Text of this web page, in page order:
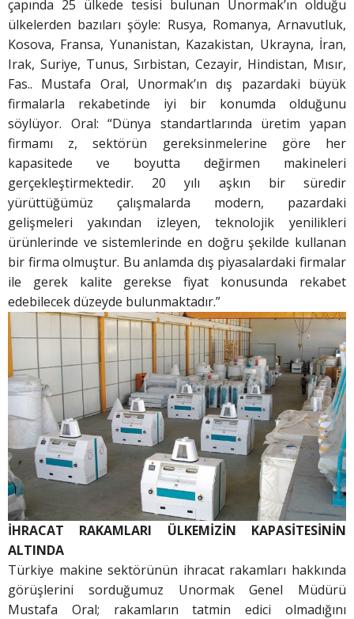
çapında 25 ülkede tesisi bulunan Unormak’ın olduğu
ülkelerden bazıları şöyle: Rusya, Romanya, Arnavutluk,
Kosova, Fransa, Yunanistan, Kazakistan, Ukrayna, İran,
Irak, Suriye, Tunus, Sırbistan, Cezayir, Hindistan, Mısır,
Fas.. Mustafa Oral, Unormak’ın dış pazardaki büyük
firmalarla rekabetinde iyi bir konumda olduğunu
söylüyor. Oral: “Dünya standartlarında üretim yapan
firmamı z, sektörün gereksinmelerine göre her
kapasitede ve boyutta değirmen makineleri
gerçekleştirmektedir. 20 yılı aşkın bir süredir
yürüttüğümüz çalışmalarda modern, pazardaki
gelişmeleri yakından izleyen, teknolojik yenilikleri
ürünlerinde ve sistemlerinde en doğru şekilde kullanan
bir firma olmuştur. Bu anlamda dış piyasalardaki firmalar
ile gerek kalite gerekse fiyat konusunda rekabet
edebilecek düzeyde bulunmaktadır.”
İHRACAT RAKAMLARI
ÜLKEMİZİN KAPASİTESİNİN
ALTINDA
Türkiye makine sektörünün ihracat rakamları hakkında
görüşlerini sorduğumuz Unormak Genel Müdürü
Mustafa Oral; rakamların tatmin edici olmadığını